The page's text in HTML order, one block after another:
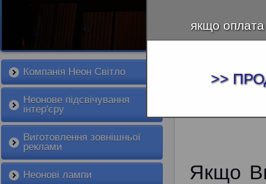
Компанія Неон Світло
Неонове підсвічування
інтер'єру
Виготовлення зовнішньої
реклами
Неонові лампи
ЗОВНІШНЯ
Якщо
якщо
>>